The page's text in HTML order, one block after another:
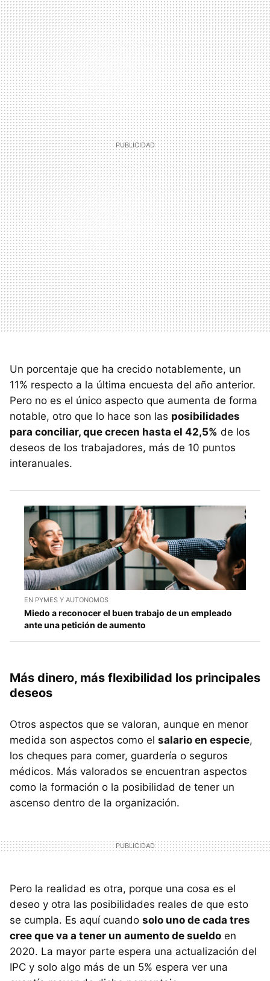
Un porcentaje que ha crecido notablemente, un
11% respecto a la última encuesta del año anterior.
Pero no es el único aspecto que aumenta de forma
notable, otro que lo hace son las posibilidades
para conciliar, que crecen hasta el 42,5% de los
deseos de los trabajadores, más de 10 puntos
interanuales.
EN PYMES Y AUTONOMOS
Miedo a reconocer el buen trabajo de un empleado
ante una petición de aumento
Más dinero, más flexibilidad los principales
deseos
Otros aspectos que se valoran, aunque en menor
medida son aspectos como el salario en especie,
los cheques para comer, guardería o seguros
médicos. Más valorados se encuentran aspectos
como la formación o la posibilidad de tener un
ascenso dentro de la organización.
Pero la realidad es otra, porque una cosa es el
deseo y otra las posibilidades reales de que esto
se cumpla. Es aquí cuando solo uno de cada tres
cree que va a tener un aumento de sueldo en
2020. La mayor parte espera una actualización del
IPC y solo algo más de un 5% espera ver una